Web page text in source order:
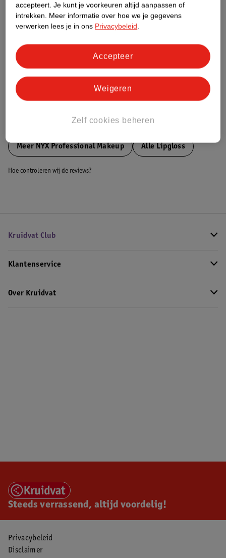
Nature Impact Score
Dit product heeft (nog) geen Nature
Meer informatie
Bestel & Bezorginformatie
Meer NYX Professional Makeup Alle Lipgloss
Hoe controleren wij de reviews?
Kruidvat Club
Klantenservice
Over Kruidvat
Steeds verrassend, altijd voordelig!
Privacybeleid
Disclaimer
accepteert. Je kunt je voorkeuren altijd aanpassen of
intrekken. Meer informatie over hoe we je gegevens
verwerken lees je in ons Privacybeleid.
Zelf cookies beheren
Weigeren
Accepteer